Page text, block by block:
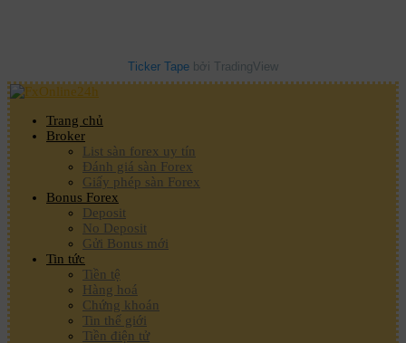
Ticker Tape bởi TradingView
Trang chủ
Broker
List sàn forex uy tín
Đánh giá sàn Forex
Giấy phép sàn Forex
Bonus Forex
Deposit
No Deposit
Gửi Bonus mới
Tin tức
Tiền tệ
Hàng hoá
Chứng khoán
Tin thế giới
Tiền điện tử